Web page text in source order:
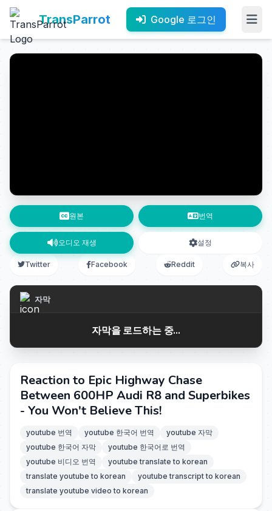
TransParrot Google 로그인
원본 번역
오디오 재생 설정
Twitter Facebook Reddit 복사
자막
자막을 로드하는 중...
Reaction to Epic Highway Chase
Between 600HP Audi R8 and Superbikes
- You Won't Believe This!
youtube 번역 youtube 한국어 번역
youtube 자막
youtube 한국어 자막
youtube 한국어로 번역
youtube 비디오 번역
youtube translate to korean
translate youtube to korean
youtube transcript to korean
translate youtube video to korean